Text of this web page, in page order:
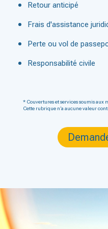
Retour anticipé
Frais d'assistance
Perte ou vol de
Responsabilité civile
* Couvertures et services soumis aux
Cette rubrique n’a aucune valeur